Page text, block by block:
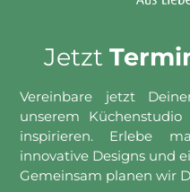
Jetzt
Vereinbare jetzt
unserem
inspirieren. Erlebe
innovative Designs und
Gemeinsam planen wir